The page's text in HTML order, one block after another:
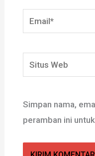
Email*
Situs
Web
Simpan nama,
peramban ini